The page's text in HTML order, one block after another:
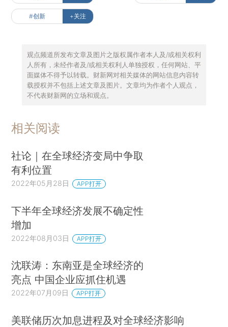
#创新 +关注
观点频道所发布文章及图片之版权属作者本人及/或相关权利
人所有，未经作者及/或相关权利人单独授权，任何网站、平
面媒体不得予以转载。财新网对相关媒体的网站信息内容转
载授权并不包括上述文章及图片。文章均为作者个人观点，
不代表财新网的立场和观点。
相关阅读
社论｜在全球经济变局中争取
有利位置
2022年05月28日 APP打开
下半年全球经济发展不确定性
增加
2022年08月03日 APP打开
沈联涛：东南亚是全球经济的
亮点 中国企业应抓住机遇
2022年07月09日 APP打开
美联储历次加息进程及对全球经济影响